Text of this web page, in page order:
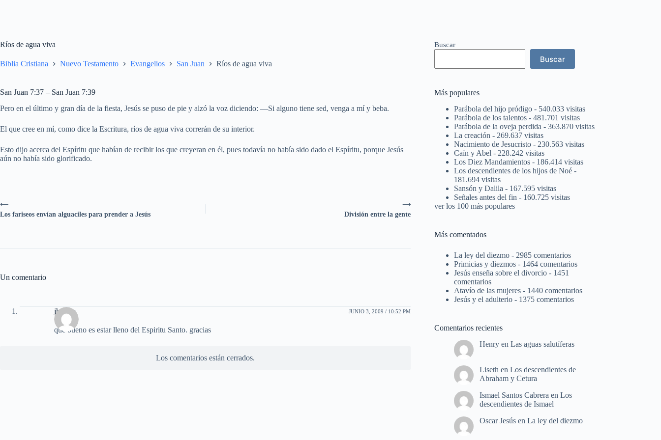
Ríos de agua viva
Biblia Cristiana Nuevo Testamento Evangelios San Juan Ríos de agua viva
San Juan 7:37 – San Juan 7:39
Pero en el último y gran día de la fiesta, Jesús se puso de pie y alzó la voz diciendo: —Si alguno tiene sed, venga a mí y beba.
El que cree en mí, como dice la Escritura, ríos de agua viva correrán de su interior.
Esto dijo acerca del Espíritu que habían de recibir los que creyeran en él, pues todavía no había sido dado el Espíritu, porque Jesús
aún no había sido glorificado.
⟶
División entre la gente
⟵
Los fariseos envían alguaciles para prender a Jesús
Un comentario
jhonny JUNIO 3, 2009 / 10:52 PM
que bueno es estar lleno del Espiritu Santo. gracias
Los comentarios están cerrados.
Buscar
Buscar
Más populares
Parábola del hijo pródigo - 540.033 visitas
Parábola de los talentos - 481.701 visitas
Parábola de la oveja perdida - 363.870 visitas
La creación - 269.637 visitas
Nacimiento de Jesucristo - 230.563 visitas
Caín y Abel - 228.242 visitas
Los Diez Mandamientos - 186.414 visitas
Los descendientes de los hijos de Noé -
181.694 visitas
Sansón y Dalila - 167.595 visitas
Señales antes del fin - 160.725 visitas
ver los 100 más populares
Más comentados
La ley del diezmo - 2985 comentarios
Primicias y diezmos - 1464 comentarios
Jesús enseña sobre el divorcio - 1451
comentarios
Atavío de las mujeres - 1440 comentarios
Jesús y el adulterio - 1375 comentarios
Comentarios recientes
Henry enLas aguas salutíferas
Liseth enLos descendientes de
Abraham y Cetura
Ismael Santos Cabrera enLos
descendientes de Ismael
Oscar Jesús enLa ley del diezmo